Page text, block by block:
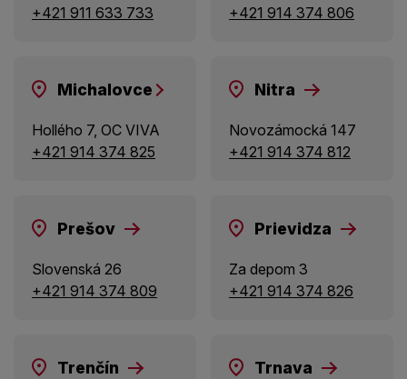
+421 911 633 733
+421 914 374 806
Michalovce
Hollého 7, OC VIVA
+421 914 374 825
Nitra
Novozámocká 147
+421 914 374 812
Prešov
Slovenská 26
+421 914 374 809
Prievidza
Za depom 3
+421 914 374 826
Trenčín Trnava